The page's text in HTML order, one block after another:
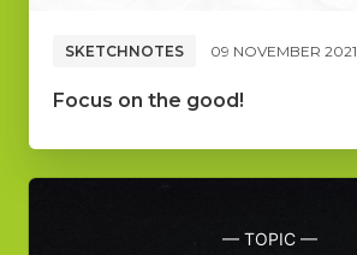
SKETCHNOTES 09 NOVEMBER 2021
Focus on the good!
— TOPIC —